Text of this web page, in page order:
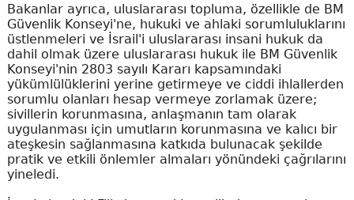
Bakanlar ayrıca, uluslararası topluma, özellikle de BM
Güvenlik Konseyi'ne, hukuki ve ahlaki sorumluluklarını
üstlenmeleri ve İsrail'i uluslararası insani hukuk da
dahil olmak üzere uluslararası hukuk ile BM Güvenlik
Konseyi'nin 2803 sayılı Kararı kapsamındaki
yükümlülüklerini yerine getirmeye ve ciddi ihlallerden
sorumlu olanları hesap vermeye zorlamak üzere;
sivillerin korunmasına, anlaşmanın tam olarak
uygulanması için umutların korunmasına ve kalıcı bir
ateşkesin sağlanmasına katkıda bulunacak şekilde
pratik ve etkili önlemler almaları yönündeki çağrılarını
yineledi.